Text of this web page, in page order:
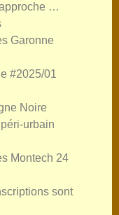
…
Garonne
#2025/01
Noire
urbain
Montech 24
sont